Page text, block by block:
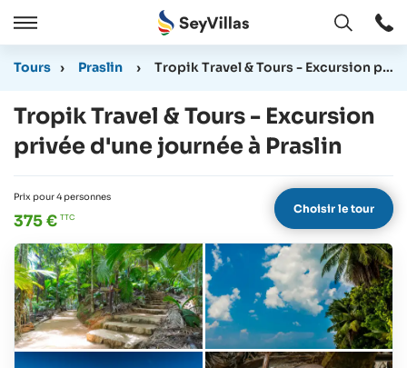
Cermer
Ouvert
Tours › Praslin › Tropik Travel & Tours - Excursion privée d'une journée à Praslin
Tropik Travel & Tours - Excursion
privée d'une journée à Praslin
Prix pour 4 personnes
375 €
Choisir le tour